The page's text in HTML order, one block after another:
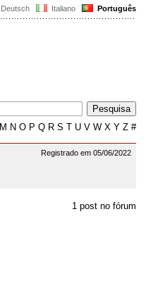
Deutsch Italiano Português
M N O P Q R S T U V W X Y Z #
Registrado em 05/06/2022
1 post no fórum